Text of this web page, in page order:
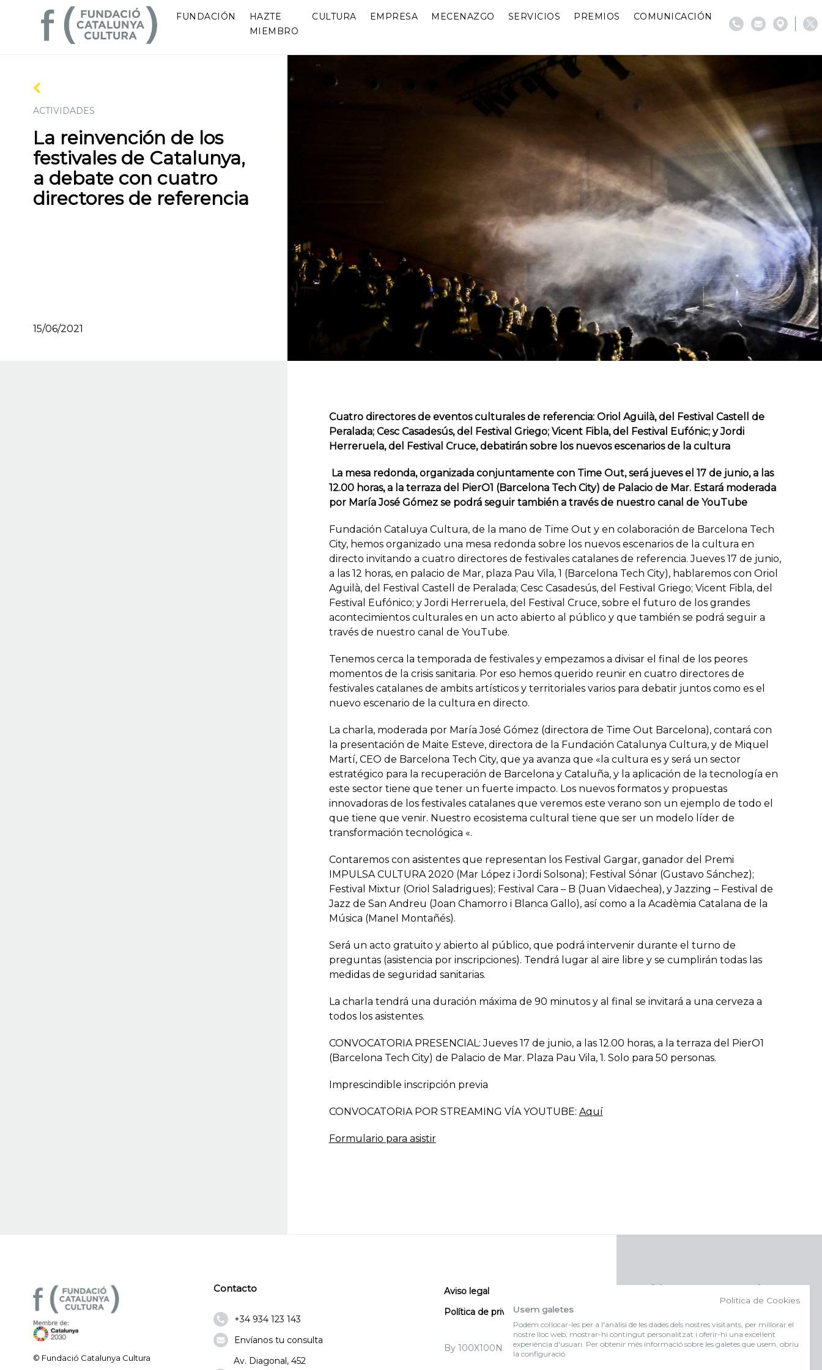
FUNDACIÓN
HAZTE
MIEMBRO
CULTURA EMPRESA MECENAZGO SERVICIOS PREMIOS COMUNICACIÓN
ACTIVIDADES
La reinvención de los
festivales de Catalunya,
a debate con cuatro
directores de referencia
15/06/2021
Cuatro directores de eventos culturales de referencia: Oriol Aguilà, del Festival Castell de
Peralada; Cesc Casadesús, del Festival Griego; Vicent Fibla, del Festival Eufónic; y Jordi
Herreruela, del Festival Cruce, debatirán sobre los nuevos escenarios de la cultura
La mesa redonda, organizada conjuntamente con Time Out, será jueves el 17 de junio, a las
12.00 horas, a la terraza del PierO1 (Barcelona Tech City) de Palacio de Mar. Estará moderada
por María José Gómez se podrá seguir también a través de nuestro canal de YouTube
Fundación Cataluya Cultura, de la mano de Time Out y en colaboración de Barcelona Tech
City, hemos organizado una mesa redonda sobre los nuevos escenarios de la cultura en
directo invitando a cuatro directores de festivales catalanes de referencia. Jueves 17 de junio,
a las 12 horas, en palacio de Mar, plaza Pau Vila, 1 (Barcelona Tech City), hablaremos con Oriol
Aguilà, del Festival Castell de Peralada; Cesc Casadesús, del Festival Griego; Vicent Fibla, del
Festival Eufónico; y Jordi Herreruela, del Festival Cruce, sobre el futuro de los grandes
acontecimientos culturales en un acto abierto al público y que también se podrá seguir a
través de nuestro canal de YouTube.
Tenemos cerca la temporada de festivales y empezamos a divisar el final de los peores
momentos de la crisis sanitaria. Por eso hemos querido reunir en cuatro directores de
festivales catalanes de ambits artísticos y territoriales varios para debatir juntos como es el
nuevo escenario de la cultura en directo.
La charla, moderada por María José Gómez (directora de Time Out Barcelona), contará con
la presentación de Maite Esteve, directora de la Fundación Catalunya Cultura, y de Miquel
Martí, CEO de Barcelona Tech City, que ya avanza que «la cultura es y será un sector
estratégico para la recuperación de Barcelona y Cataluña, y la aplicación de la tecnología en
este sector tiene que tener un fuerte impacto. Los nuevos formatos y propuestas
innovadoras de los festivales catalanes que veremos este verano son un ejemplo de todo el
que tiene que venir. Nuestro ecosistema cultural tiene que ser un modelo líder de
transformación tecnológica «.
Contaremos con asistentes que representan los Festival Gargar, ganador del Premi
IMPULSA CULTURA 2020 (Mar López i Jordi Solsona); Festival Sónar (Gustavo Sánchez);
Festival Mixtur (Oriol Saladrigues); Festival Cara – B (Juan Vidaechea), y Jazzing – Festival de
Jazz de San Andreu (Joan Chamorro i Blanca Gallo), así como a la Acadèmia Catalana de la
Música (Manel Montañés).
Será un acto gratuito y abierto al público, que podrá intervenir durante el turno de
preguntas (asistencia por inscripciones). Tendrá lugar al aire libre y se cumplirán todas las
medidas de seguridad sanitarias.
La charla tendrá una duración máxima de 90 minutos y al final se invitará a una cerveza a
todos los asistentes.
CONVOCATORIA PRESENCIAL: Jueves 17 de junio, a las 12.00 horas, a la terraza del PierO1
(Barcelona Tech City) de Palacio de Mar. Plaza Pau Vila, 1. Solo para 50 personas.
Imprescindible inscripción previa
CONVOCATORIA POR STREAMING VÍA YOUTUBE: Aquí
Formulario para asistir
© Fundació Catalunya Cultura
Contacto
+34 934 123 143
Envíanos tu consulta
Av. Diagonal, 452
Aviso legal
Política de privacidad
By 100X100NET
FORMULARIO DE
Politica de Cookies
Usem galetes
Podem col·locar-les per a l'anàlisi de les dades dels nostres visitants, per millorar el
nostre lloc web, mostrar-hi contingut personalitzat i oferir-hi una excel·lent
experiència d'usuari. Per obtenir més informació sobre les galetes que usem, obriu
la configuració.